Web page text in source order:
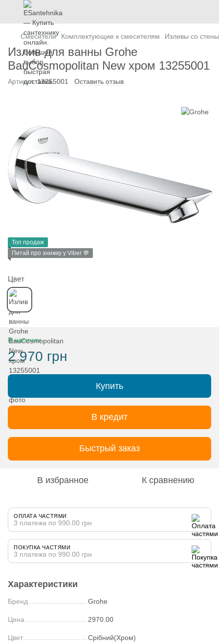
Смесители Комплектующие к смесителям Изливы cо стены
Излив для ванны Grohe
BauCosmopolitan New хром 13255001
Артикул:13255001 Оставить отзыв
Топ продаж
Питай про знижку у Viber 💬
Цвет
В наличии
2 970 грн
Купить
В кредит
Быстрый заказ
В избранное К сравнению
ОПЛАТА ЧАСТЯМИ
3 платежа по 990.00 грн
ПОКУПКА ЧАСТЯМИ
3 платежа по 990.00 грн
Характеристики
Бренд Grohe
Цена 2970.00
Цвет Срібний(Хром)